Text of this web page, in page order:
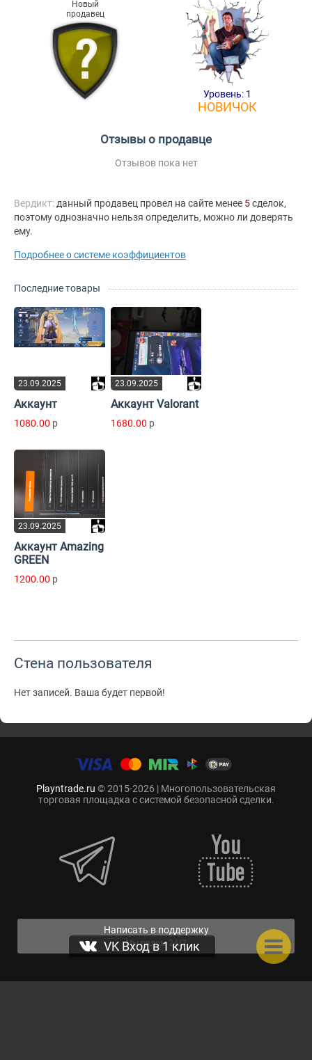
Новый
продавец
Уровень: 1
НОВИЧОК
Отзывы о продавце
Отзывов пока нет
Вердикт: данный продавец провел на сайте менее 5сделок,
поэтому однозначно нельзя определить, можно ли доверять
ему.
Подробнее о системе коэффициентов
Последние товары
23.09.2025
Аккаунт
1080.00 p
23.09.2025
Аккаунт Valorant
1680.00 p
23.09.2025
Аккаунт Amazing
GREEN
1200.00 p
Стена пользователя
Нет записей. Ваша будет первой!
Playntrade.ru © 2015-2026 | Многопользовательская
торговая площадка с системой безопасной сделки.
Написать в поддержку
Мы рядом 24/7
VK Вход в 1 клик